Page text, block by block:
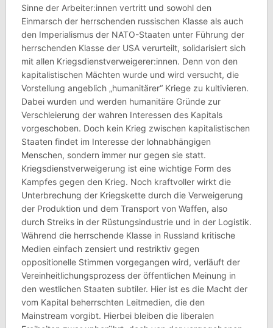
Sinne der Arbeiter:innen vertritt und sowohl den
Einmarsch der herrschenden russischen Klasse als auch
den Imperialismus der NATO-Staaten unter Führung der
herrschenden Klasse der USA verurteilt, solidarisiert sich
mit allen Kriegsdienstverweigerer:innen. Denn von den
kapitalistischen Mächten wurde und wird versucht, die
Vorstellung angeblich „humanitärer“ Kriege zu kultivieren.
Dabei wurden und werden humanitäre Gründe zur
Verschleierung der wahren Interessen des Kapitals
vorgeschoben. Doch kein Krieg zwischen kapitalistischen
Staaten findet im Interesse der lohnabhängigen
Menschen, sondern immer nur gegen sie statt.
Kriegsdienstverweigerung ist eine wichtige Form des
Kampfes gegen den Krieg. Noch kraftvoller wirkt die
Unterbrechung der Kriegskette durch die Verweigerung
der Produktion und dem Transport von Waffen, also
durch Streiks in der Rüstungsindustrie und in der Logistik.
Während die herrschende Klasse in Russland kritische
Medien einfach zensiert und restriktiv gegen
oppositionelle Stimmen vorgegangen wird, verläuft der
Vereinheitlichungsprozess der öffentlichen Meinung in
den westlichen Staaten subtiler. Hier ist es die Macht der
vom Kapital beherrschten Leitmedien, die den
Mainstream vorgibt. Hierbei bleiben die liberalen